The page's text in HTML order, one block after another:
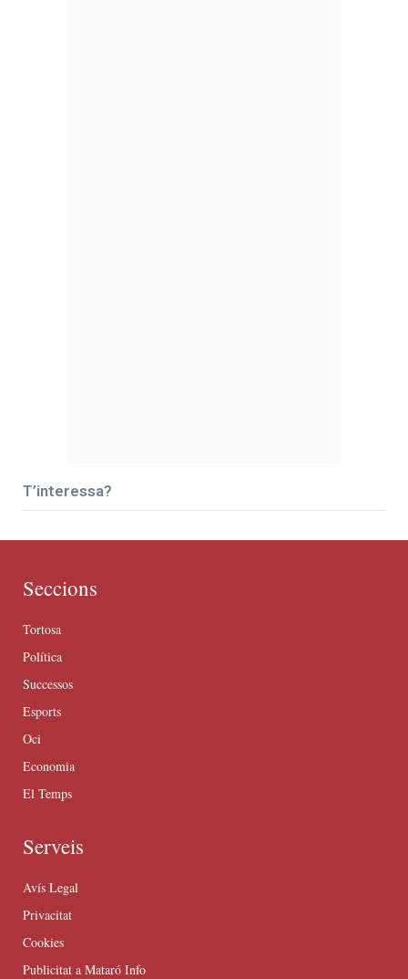
T’interessa?
Seccions
Tortosa
Política
Successos
Esports
Oci
Economia
El Temps
Serveis
Avís Legal
Privacitat
Cookies
Publicitat a Mataró Info